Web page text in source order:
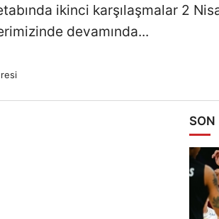
ikinci karşılaşmalar 2
devamında...
SON